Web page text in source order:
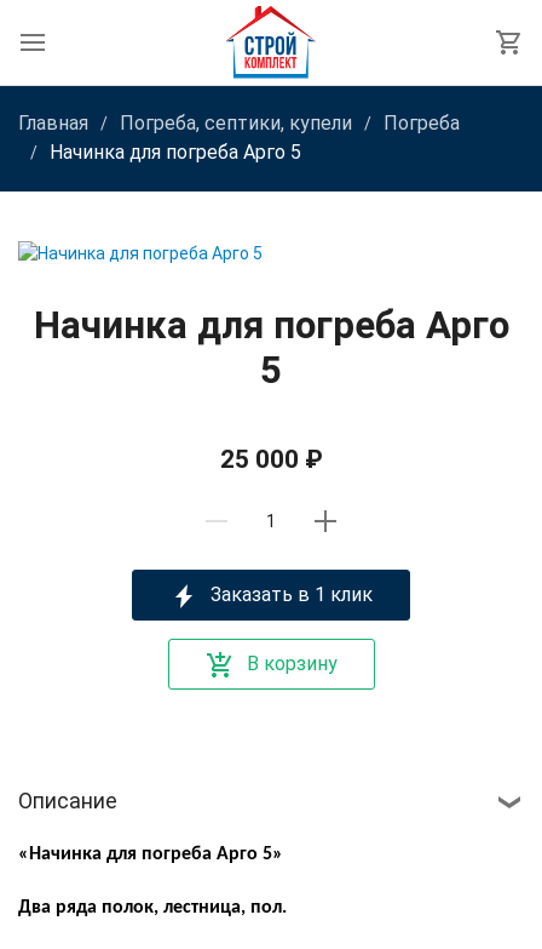
Главная Погреба, септики, купели
Погреба
Начинка для погреба Арго 5
Начинка для погреба Арго
5
25 000 ₽
Заказать в 1 клик
В корзину
Описание
«Начинка для погреба Арго 5»
Два ряда полок, лестница, пол.